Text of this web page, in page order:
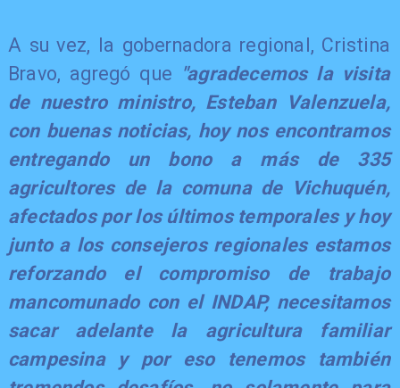
A su vez, la gobernadora regional, Cristina
Bravo, agregó que "agradecemos la visita
de nuestro ministro, Esteban Valenzuela,
con buenas noticias, hoy nos encontramos
entregando un bono a más de 335
agricultores de la comuna de Vichuquén,
afectados por los últimos temporales y hoy
junto a los consejeros regionales estamos
reforzando el compromiso de trabajo
mancomunado con el INDAP, necesitamos
sacar adelante la agricultura familiar
campesina y por eso tenemos también